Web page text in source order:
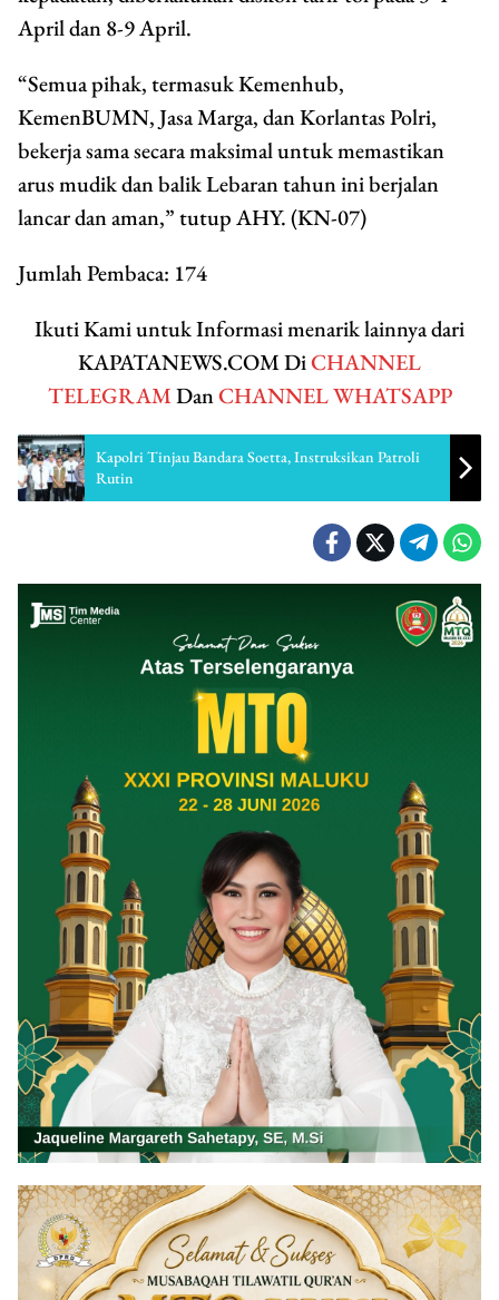
April dan 8-9 April.
“Semua pihak, termasuk Kemenhub,
KemenBUMN, Jasa Marga, dan Korlantas Polri,
bekerja sama secara maksimal untuk memastikan
arus mudik dan balik Lebaran tahun ini berjalan
lancar dan aman,” tutup AHY. (KN-07)
Jumlah Pembaca: 174
Ikuti Kami untuk Informasi menarik lainnya dari
KAPATANEWS.COM DiCHANNEL
TELEGRAMDanCHANNEL WHATSAPP
Kapolri Tinjau Bandara Soetta, Instruksikan Patroli
Rutin